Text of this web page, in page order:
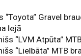
“Toyota” Gravel
lejā
“LVM Atpūta”
“Lielbāta” MTB